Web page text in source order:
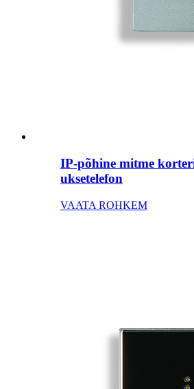
IP-põhine mitme
uksetelefon
VAATA ROHKEM